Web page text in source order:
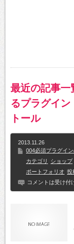
最近の記事一
るプラグイ
トール
2013.11.26
004必須プラグイ
カテゴリ
ショップ
ポートフォリオ 投
コメントは受け付